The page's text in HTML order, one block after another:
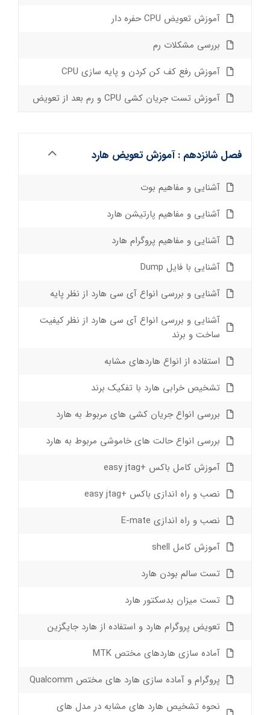
آموزش تعویض CPU حفره دار
بررسی مشکلات رم
آموزش رفع کف کن کردن و پایه سازی CPU
آموزش تست جریان کشی CPU و رم بعد از تعویض
فصل شانزدهم : آموزش تعویض هارد
آشنایی و مفاهیم بوت
آشنایی و مفاهیم پارتیشن هارد
آشنایی و مفاهیم پروگرام هارد
آشنایی با فایل Dump
آشنایی و بررسی انواع آی سی هارد از نظر پایه
آشنایی و بررسی انواع آی سی هارد از نظر کیفیت
ساخت و برند
استفاده از انواع هاردهای مشابه
تشخیص خرابی هارد با تفکیک برند
بررسی انواع جریان کشی های مربوط به هارد
بررسی انواع حالت های خاموشی مربوط به هارد
آموزش کامل باکس +easy jtag
نصب و راه اندازی باکس +easy jtag
نصب و راه اندازی E-mate
آموزش کامل shell
تست سالم بودن هارد
تست میزان بدسکتور هارد
تعویض پروگرام هارد و استفاده از هارد جایگزین
آماده سازی هاردهای مختص MTK
پروگرام و آماده سازی هارد های مختص Qualcomm
نحوه تشخیص هارد های مشابه در مدل های